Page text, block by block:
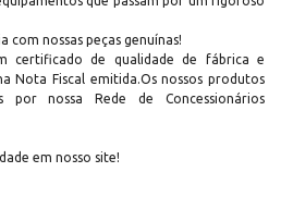
com nossas peças genuínas!
certificado de qualidade de fábrica e
Nota Fiscal emitida.Os nossos produtos
por nossa Rede de Concessionários
em nosso site!